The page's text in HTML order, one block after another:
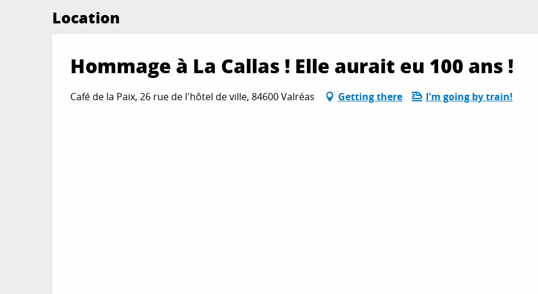
Location
Hommage à La Callas ! Elle aurait eu 100 ans !
Café de la Paix, 26 rue de l'hôtel de ville, 84600 Valréas Getting there I'm going by train!